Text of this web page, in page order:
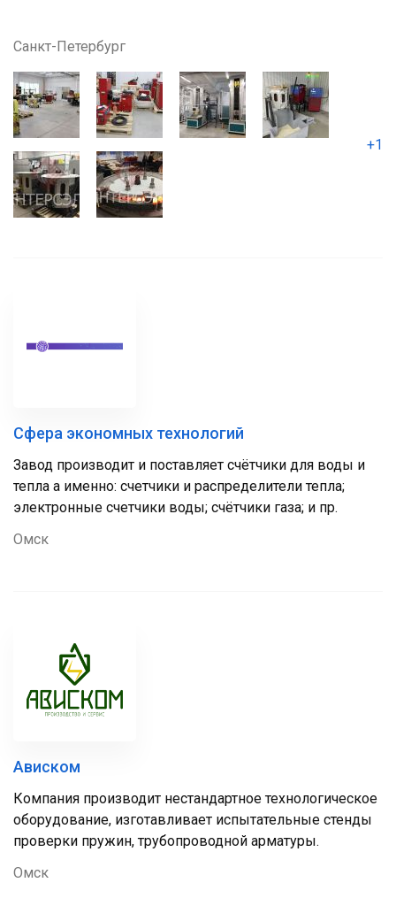
Санкт-Петербург
+1
Сфера экономных технологий
Завод производит и поставляет счётчики для воды и
тепла а именно: счетчики и распределители тепла;
электронные счетчики воды; счётчики газа; и пр.
Омск
Ависком
Компания производит нестандартное технологическое
оборудование, изготавливает испытательные стенды
проверки пружин, трубопроводной арматуры.
Омск